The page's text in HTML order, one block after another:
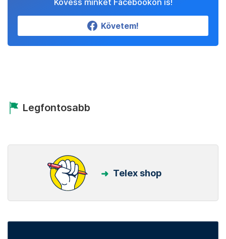
Kövess minket Facebookon is!
Követem!
Legfontosabb
Telex shop